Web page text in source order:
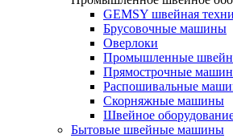
GEMSY швейная
Брусовочные машины
Оверлоки
Промышленные
Прямострочные
Распошивальные
Скорняжные машины
Швейное
Бытовые швейные машины